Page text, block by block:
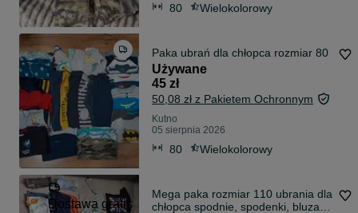
80 Wielokolorowy
Paka ubrań dla chłopca rozmiar 80
Używane
45 zł
50,08 zł z Pakietem Ochronnym
Kutno
05 sierpnia 2026
80 Wielokolorowy
Dostawa gratis
Mega paka rozmiar 110 ubrania dla
chłopca spodnie, spodenki, bluza,